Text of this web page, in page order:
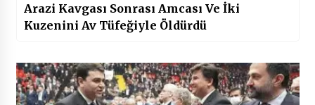
Arazi Kavgası Sonrası Amcası Ve İki
Kuzenini Av Tüfeğiyle Öldürdü